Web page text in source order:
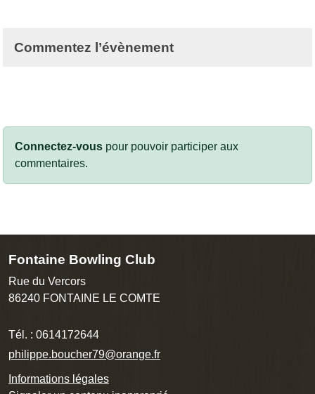
Commentez l’évènement
Connectez-vous pour pouvoir participer aux
commentaires.
Fontaine Bowling Club
Rue du Vercors
86240 FONTAINE LE COMTE
Tél. : 0614172644
philippe.boucher79@orange.fr
Informations légales